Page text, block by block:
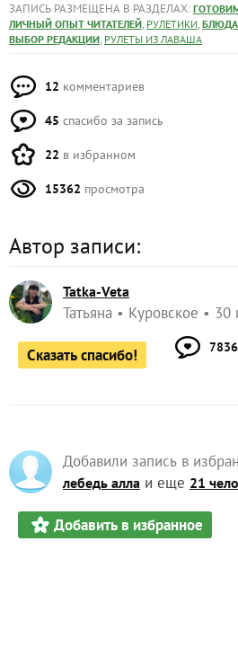
ЗАПИСЬ РАЗМЕЩЕНА В РАЗДЕЛАХ:
ЛИЧНЫЙ ОПЫТ ЧИТАТЕЛЕЙ, РУЛЕТИКИ, БЛЮДА
ВЫБОР РЕДАКЦИИ, РУЛЕТЫ ИЗ ЛАВАША
12 комментариев
45 спасибо за запись
22 в избранном
15362 просмотра
Автор записи:
Tatka-Veta
Татьяна Куровское 30
Сказать спасибо! 7836
Добавили запись в
лебедь алла и еще 21
Добавить в избранное